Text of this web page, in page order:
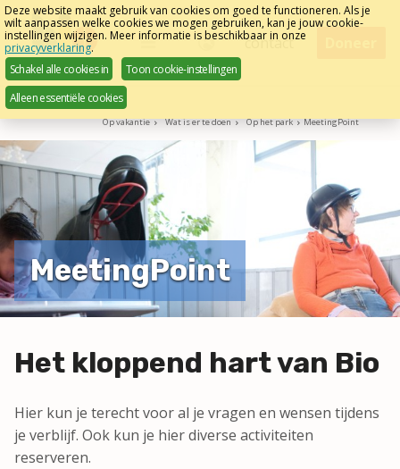
Sla
links
over
Direct
naar
het
menu
Direct
naar
de
pagina
inhoud
Menu
Nederlands
contact
Op vakantie Wat is er te doen Op het park MeetingPoint
MeetingPoint
Het kloppend hart van Bio
Hier kun je terecht voor al je vragen en wensen tijdens
je verblijf. Ook kun je hier diverse activiteiten
reserveren.
Deze website maakt gebruik van cookies om goed te functioneren. Als je
wilt aanpassen welke cookies we mogen gebruiken, kan je jouw cookie-
instellingen wijzigen. Meer informatie is beschikbaar in onze
privacyverklaring.
Schakel alle cookies in
Toon cookie-instellingen
Alleen essentiële cookies